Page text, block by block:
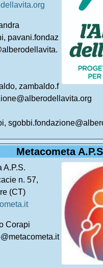
pavani.fondaz
zambaldo.f
Metacometa
A.P.S.
n. 57,
(CT)
Corapi